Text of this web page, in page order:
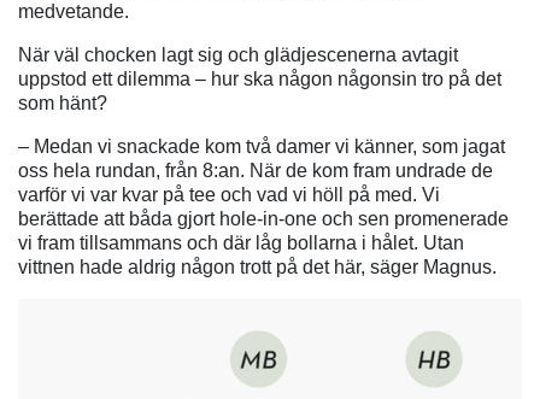
medvetande.
När väl chocken lagt sig och glädjescenerna avtagit
uppstod ett dilemma – hur ska någon någonsin tro på det
som hänt?
– Medan vi snackade kom två damer vi känner, som jagat
oss hela rundan, från 8:an. När de kom fram undrade de
varför vi var kvar på tee och vad vi höll på med. Vi
berättade att båda gjort hole-in-one och sen promenerade
vi fram tillsammans och där låg bollarna i hålet. Utan
vittnen hade aldrig någon trott på det här, säger Magnus.